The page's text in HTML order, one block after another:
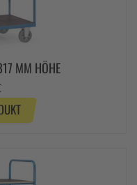
MM HÖHE